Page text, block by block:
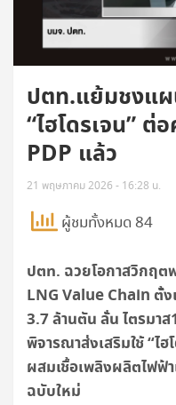
ปตท.แย้มชงแผ
“ไฮโดรเจน”
PDP แล้ว
21 พฤษภาคม 2026 - 16:28 น.
ผู้ชมทั้งหมด 84
ปตท. ฉวยโอกาสวิกฤต
LNG Value Chain ตั้ง
3.7 ล้านตัน ลั่น ไตรมา
พิจารณาส่งเสริมใช้ “ไ
ผสมเชื้อเพลิงผลิตไฟฟ้
ฉบับใหม่